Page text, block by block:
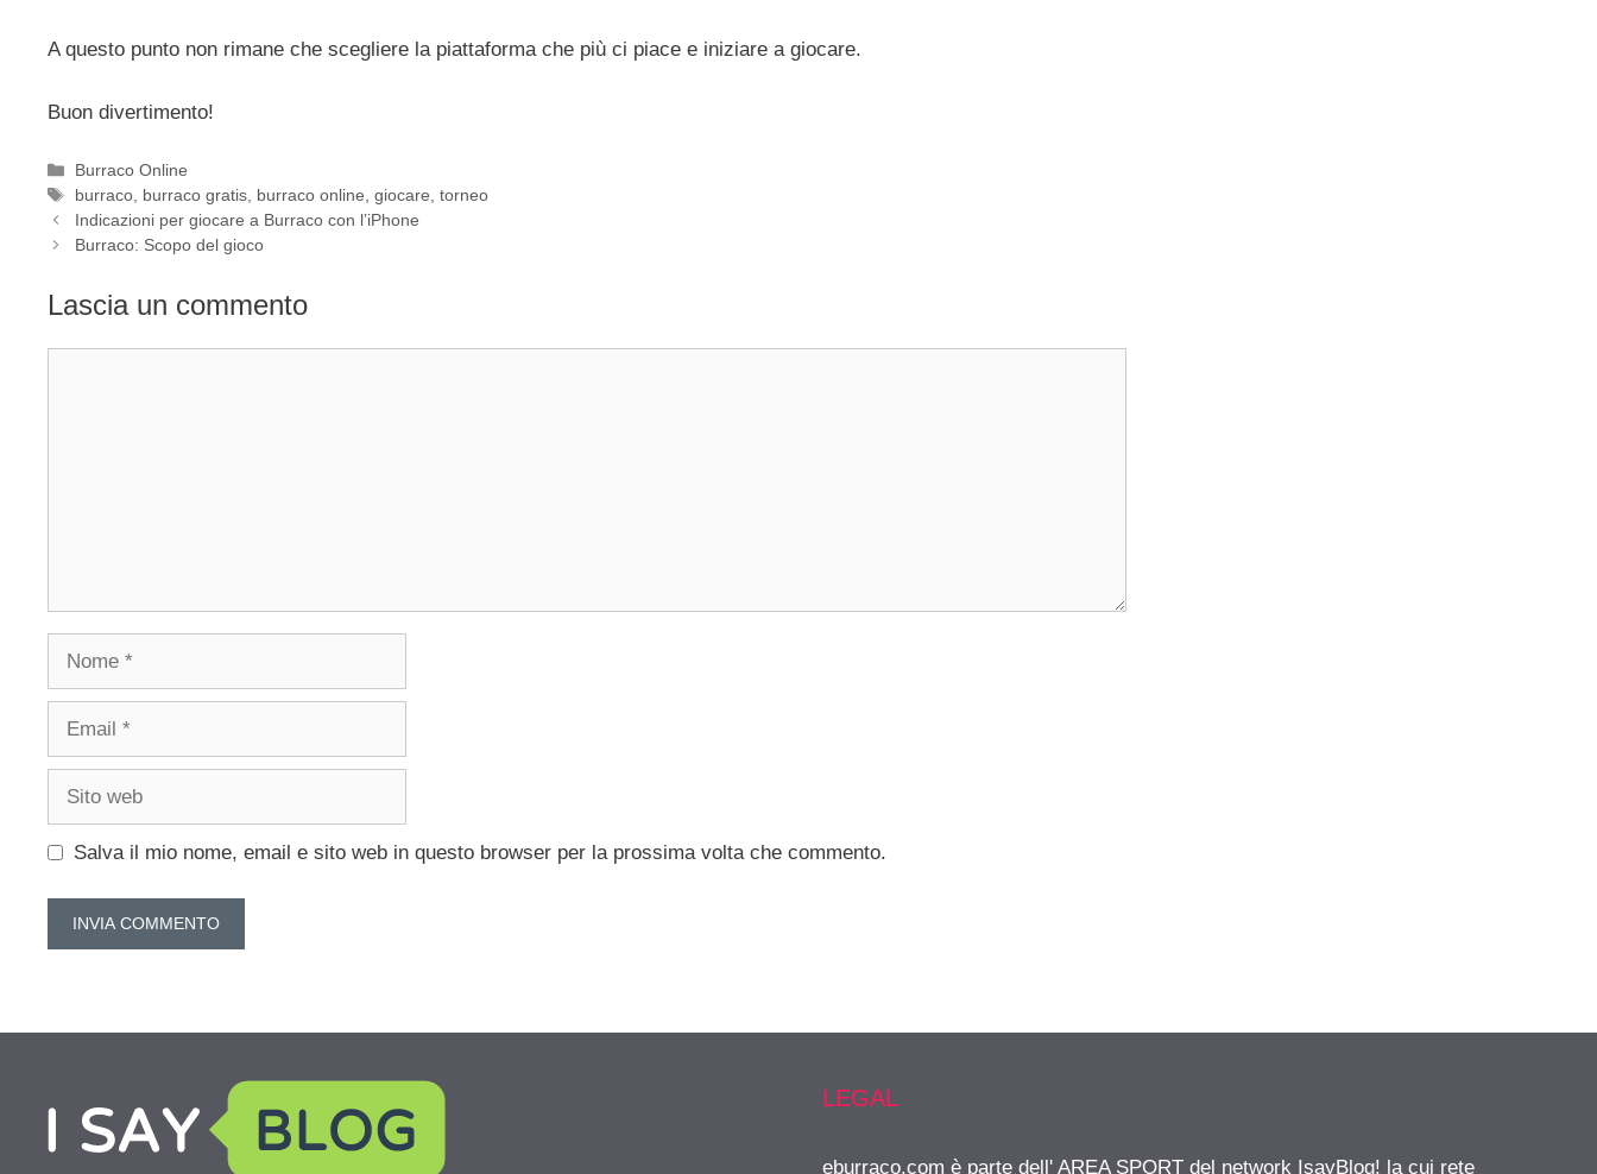
A questo punto non rimane che scegliere la piattaforma che più ci piace e iniziare a giocare.
Buon divertimento!
Categorie
Burraco Online
Tag
burraco, burraco gratis, burraco online,giocare,torneo
Indicazioni per giocare a Burraco con l’iPhone
Burraco: Scopo del gioco
Lascia un commento
Salva il mio nome, email e sito web in questo browser per la prossima volta che commento.
LEGAL
eburraco.com è parte dell' AREA SPORT del network IsayBlog! la cui rete